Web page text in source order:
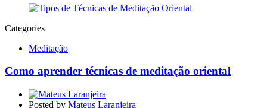
Categories
Meditação
Como aprender técnicas de meditação oriental
Posted by Mateus Laranjeira